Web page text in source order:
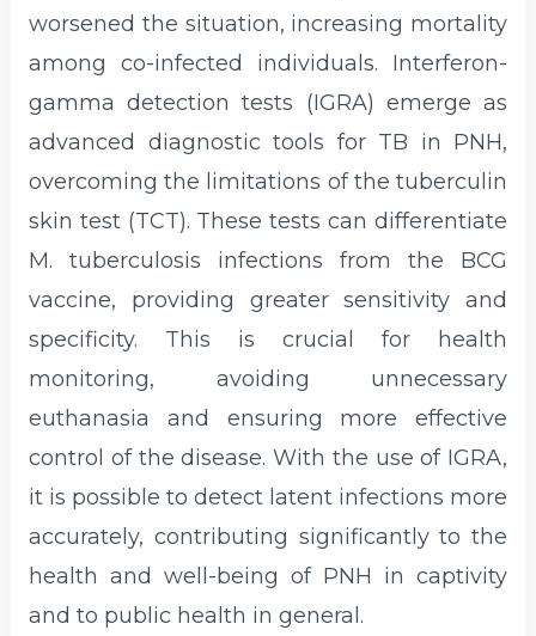
worsened the situation, increasing mortality
among co-infected individuals. Interferon-
gamma detection tests (IGRA) emerge as
advanced diagnostic tools for TB in PNH,
overcoming the limitations of the tuberculin
skin test (TCT). These tests can differentiate
M. tuberculosis infections from the BCG
vaccine, providing greater sensitivity and
specificity. This is crucial for health
monitoring, avoiding unnecessary
euthanasia and ensuring more effective
control of the disease. With the use of IGRA,
it is possible to detect latent infections more
accurately, contributing significantly to the
health and well-being of PNH in captivity
and to public health in general.